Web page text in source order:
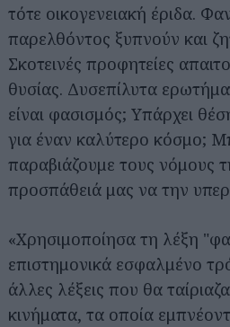
τότε οικογενειακή έριδα.
παρελθόντος ξυπνούν και
Σκοτεινές προφητείες
θυσίας. Δυσεπίλυτα
είναι φασισμός; Υπάρχει
για έναν καλύτερο κόσμο;
παραβιάζουμε τους νόμους
προσπάθειά μας να την
«Χρησιμοποίησα τη λέξη
επιστημονικά εσφαλμένο
άλλες λέξεις που θα
κινήματα, τα οποία